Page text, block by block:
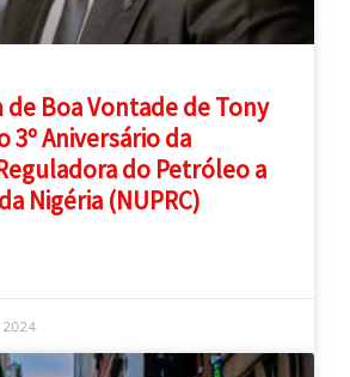
de Boa Vontade de Tony
3º Aniversário da
do Petróleo a
Nigéria (NUPRC)